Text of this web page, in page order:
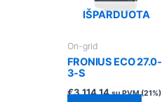
IŠPARDUOTA
On-grid
FRONIUS ECO 27.0-
3-S
€3,114.14 su PVM (21%)